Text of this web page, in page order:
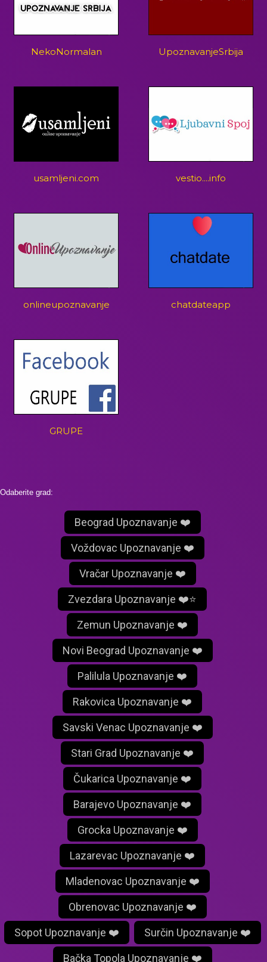
NekoNormalan UpoznavanjeSrbija
usamljeni.com vestio....info
onlineupoznavanje chatdateapp
GRUPE
Odaberite grad:
Beograd Upoznavanje ❤️
Voždovac Upoznavanje ❤️
Vračar Upoznavanje ❤️
Zvezdara Upoznavanje ❤️⭐
Zemun Upoznavanje ❤️
Novi Beograd Upoznavanje ❤️
Palilula Upoznavanje ❤️
Rakovica Upoznavanje ❤️
Savski Venac Upoznavanje ❤️
Stari Grad Upoznavanje ❤️
Čukarica Upoznavanje ❤️
Barajevo Upoznavanje ❤️
Grocka Upoznavanje ❤️
Lazarevac Upoznavanje ❤️
Mladenovac Upoznavanje ❤️
Obrenovac Upoznavanje ❤️
Sopot Upoznavanje ❤️ Surčin Upoznavanje ❤️
Bačka Topola Upoznavanje ❤️